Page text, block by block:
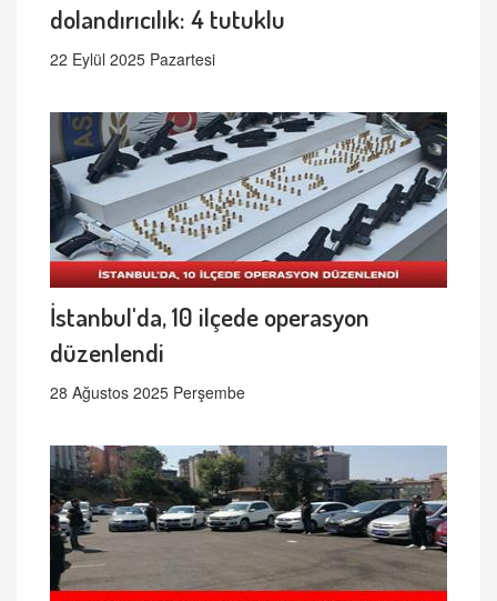
dolandırıcılık: 4 tutuklu
22 Eylül 2025 Pazartesi
İstanbul'da, 10 ilçede operasyon
düzenlendi
28 Ağustos 2025 Perşembe